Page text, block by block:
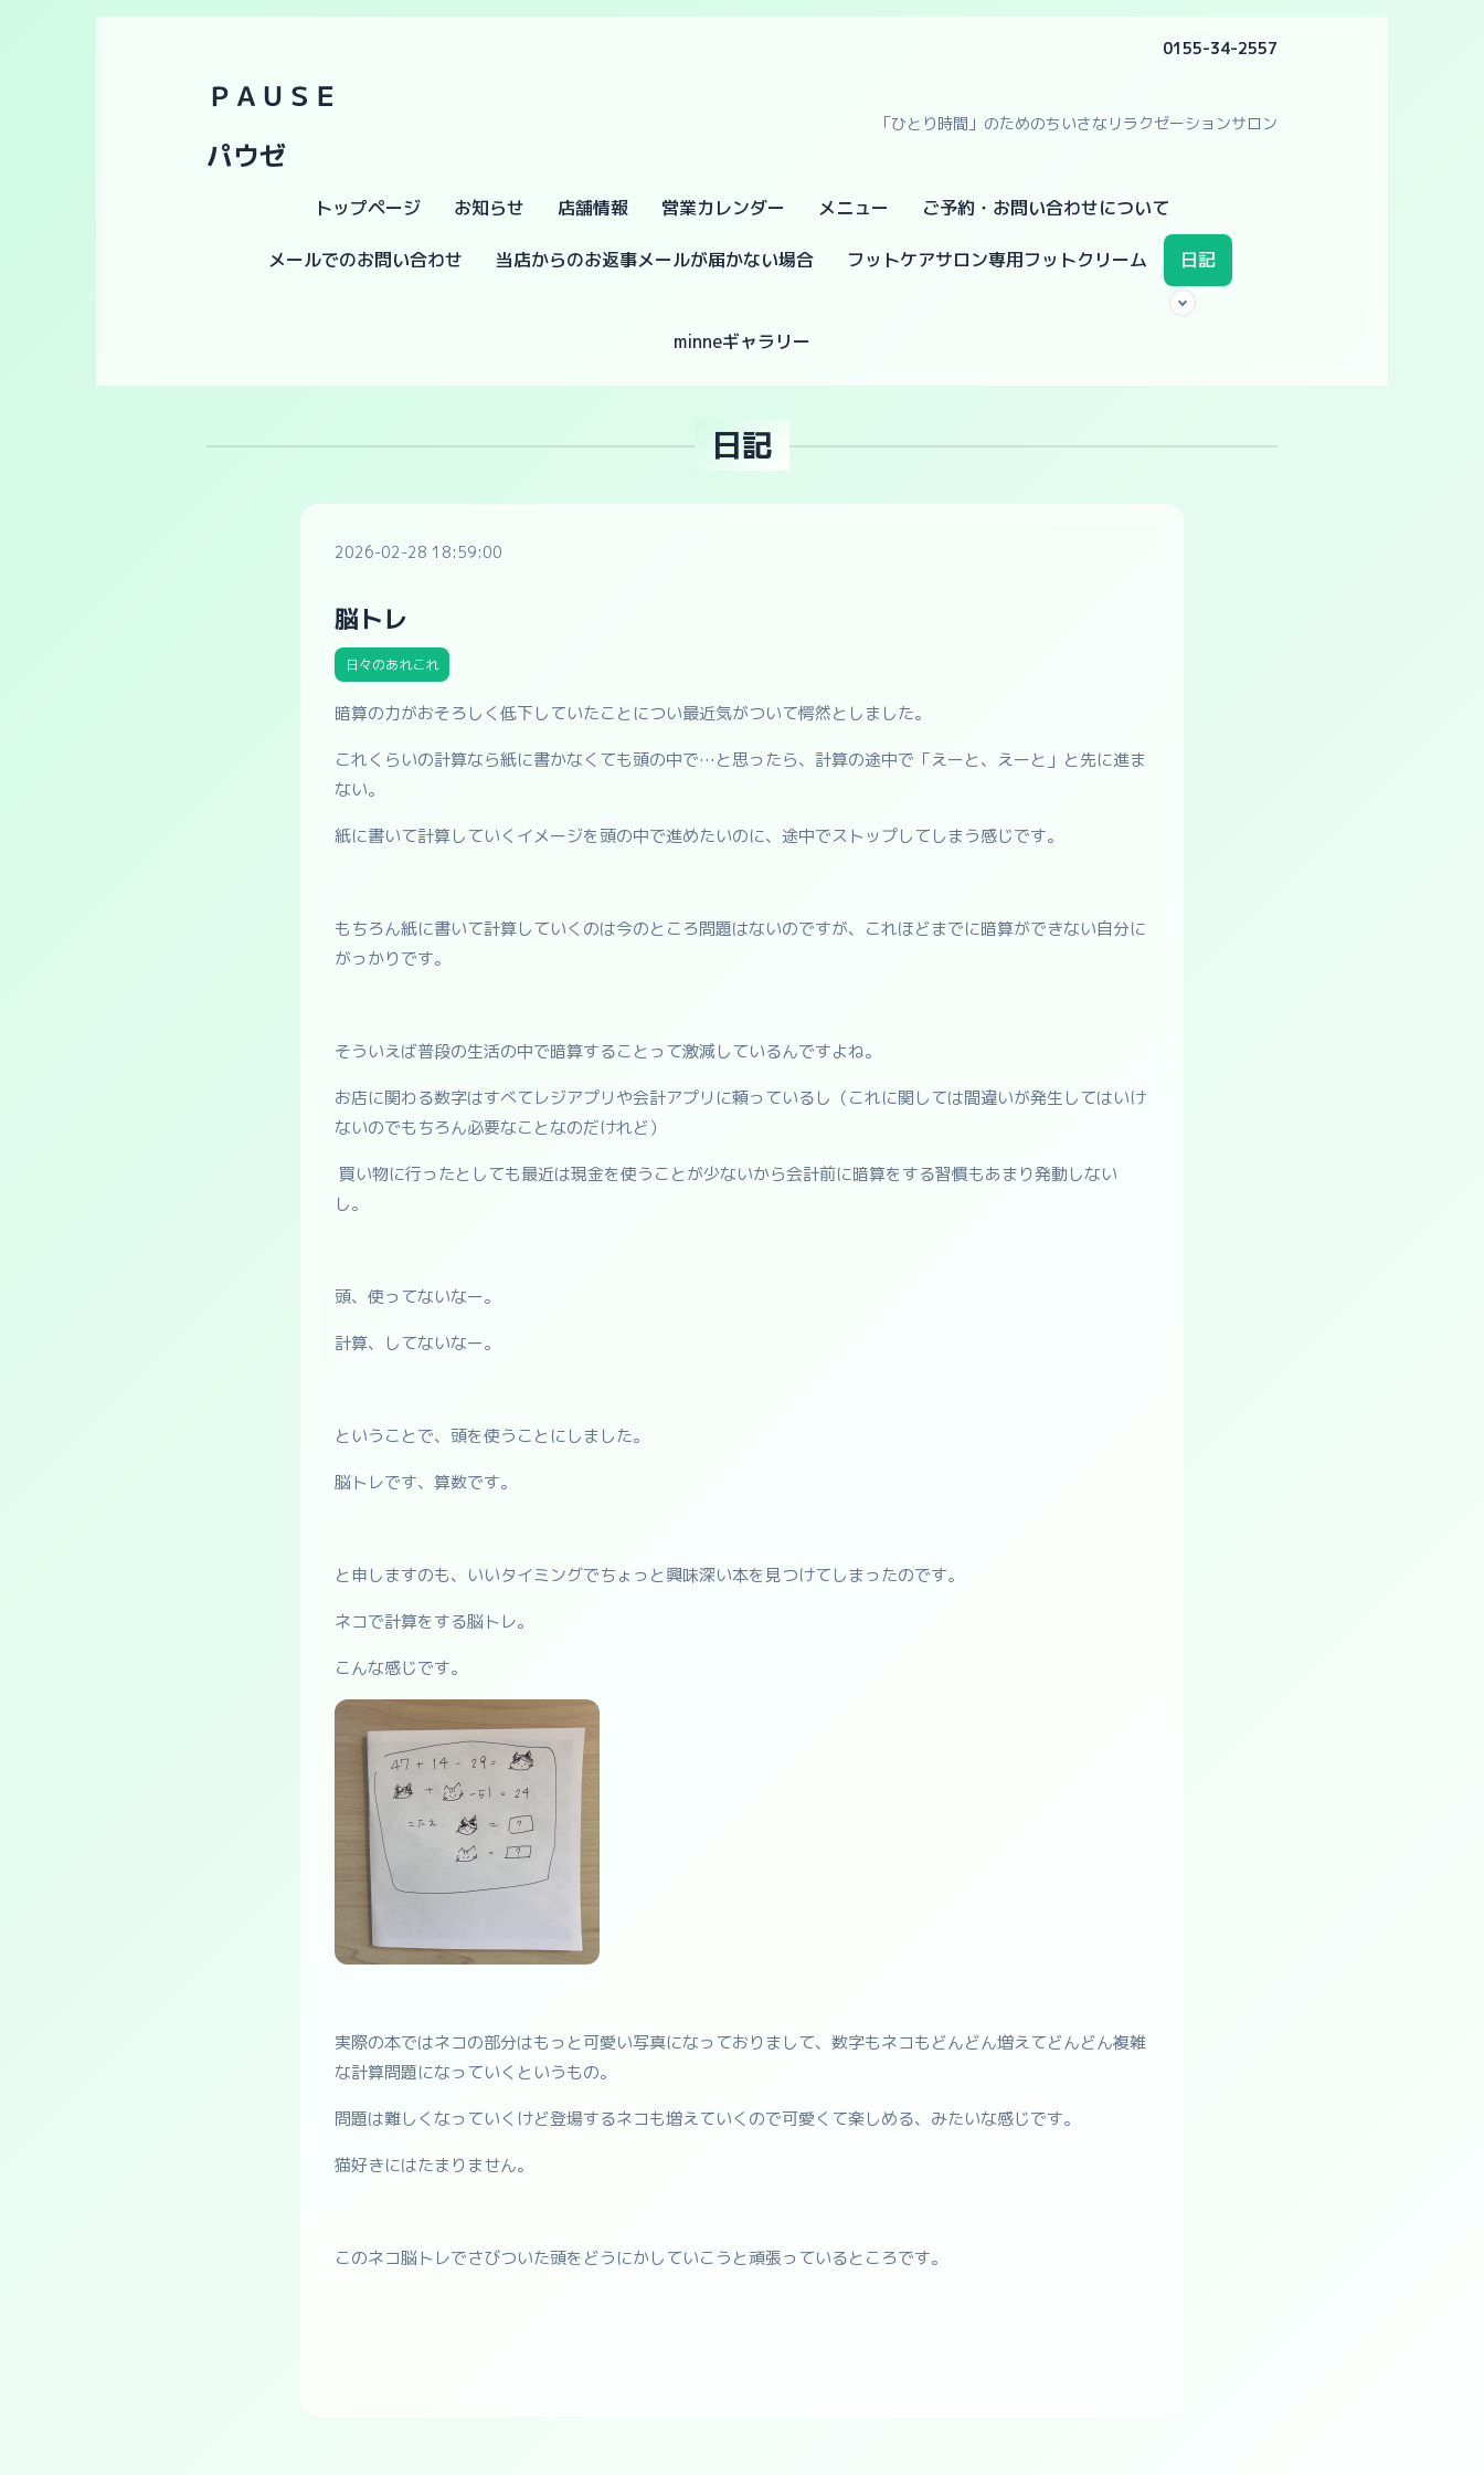
0155-34-2557
ＰＡＵＳＥ
パウゼ
「ひとり時間」のためのちいさなリラクゼーションサロン
トップページ お知らせ 店舗情報 営業カレンダー メニュー ご予約・お問い合わせについて
メールでのお問い合わせ 当店からのお返事メールが届かない場合 フットケアサロン専用フットクリーム 日記
minneギャラリー
日記
2026-02-28 18:59:00
脳トレ
日々のあれこれ
暗算の力がおそろしく低下していたことについ最近気がついて愕然としました。
これくらいの計算なら紙に書かなくても頭の中で…と思ったら、計算の途中で「えーと、えーと」と先に進ま
ない。
紙に書いて計算していくイメージを頭の中で進めたいのに、途中でストップしてしまう感じです。
もちろん紙に書いて計算していくのは今のところ問題はないのですが、これほどまでに暗算ができない自分に
がっかりです。
そういえば普段の生活の中で暗算することって激減しているんですよね。
お店に関わる数字はすべてレジアプリや会計アプリに頼っているし（これに関しては間違いが発生してはいけ
ないのでもちろん必要なことなのだけれど）
買い物に行ったとしても最近は現金を使うことが少ないから会計前に暗算をする習慣もあまり発動しない
し。
頭、使ってないなー。
計算、してないなー。
ということで、頭を使うことにしました。
脳トレです、算数です。
と申しますのも、いいタイミングでちょっと興味深い本を見つけてしまったのです。
ネコで計算をする脳トレ。
こんな感じです。
実際の本ではネコの部分はもっと可愛い写真になっておりまして、数字もネコもどんどん増えてどんどん複雑
な計算問題になっていくというもの。
問題は難しくなっていくけど登場するネコも増えていくので可愛くて楽しめる、みたいな感じです。
猫好きにはたまりません。
このネコ脳トレでさびついた頭をどうにかしていこうと頑張っているところです。